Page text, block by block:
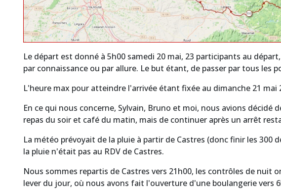
Le départ est donné à 5h00 samedi 20 mai, 23 participants au
par connaissance ou par allure. Le but étant, de passer par tous
L'heure max pour atteindre l'arrivée étant fixée au dimanche 21 mai
En ce qui nous concerne, Sylvain, Bruno et moi, nous avions
repas du soir et café du matin, mais de continuer après un arrêt
La météo prévoyait de la pluie à partir de Castres (donc finir les
la pluie n'était pas au RDV de Castres.
Nous sommes repartis de Castres vers 21h00, les contrôles de
lever du jour, où nous avons fait l'ouverture d'une boulangerie vers